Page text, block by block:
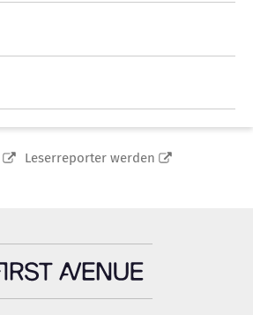
Leserreporter werden